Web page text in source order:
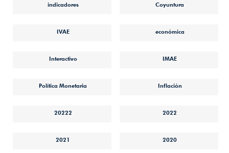
indicadores Coyuntura
IVAE económica
Interactivo IMAE
Política Monetaria Inflación
20222 2022
2021 2020